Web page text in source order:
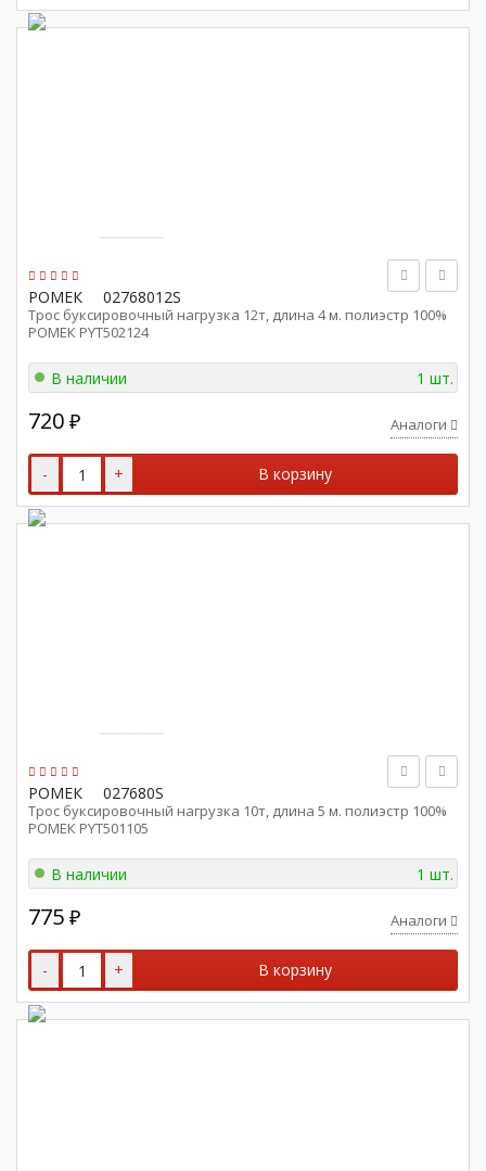
РОМЕК 02768012S
Трос буксировочный нагрузка 12т, длина 4 м. полиэстр 100%
РОМЕК PYT502124
В наличии 1 шт.
720 ₽ Аналоги
- + В корзину
РОМЕК 027680S
Трос буксировочный нагрузка 10т, длина 5 м. полиэстр 100%
РОМЕК PYT501105
В наличии 1 шт.
775 ₽ Аналоги
- + В корзину